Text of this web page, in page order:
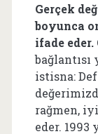
Gerçek
boyunca
ifade eder.
istisna:
rağmen,
eder. 1993